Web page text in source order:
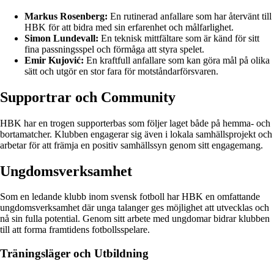
Markus Rosenberg: En rutinerad anfallare som har återvänt till
HBK för att bidra med sin erfarenhet och målfarlighet.
Simon Lundevall: En teknisk mittfältare som är känd för sitt
fina passningsspel och förmåga att styra spelet.
Emir Kujović: En kraftfull anfallare som kan göra mål på olika
sätt och utgör en stor fara för motståndarförsvaren.
Supportrar och Community
HBK har en trogen supporterbas som följer laget både på hemma- och
bortamatcher. Klubben engagerar sig även i lokala samhällsprojekt och
arbetar för att främja en positiv samhällssyn genom sitt engagemang.
Ungdomsverksamhet
Som en ledande klubb inom svensk fotboll har HBK en omfattande
ungdomsverksamhet där unga talanger ges möjlighet att utvecklas och
nå sin fulla potential. Genom sitt arbete med ungdomar bidrar klubben
till att forma framtidens fotbollsspelare.
Träningsläger och Utbildning